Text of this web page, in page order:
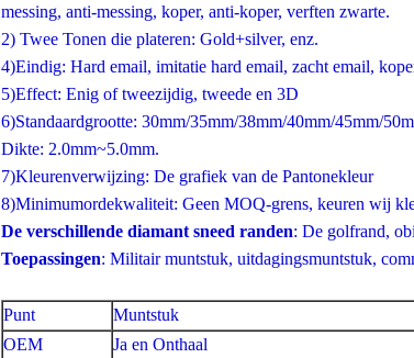
messing, anti-messing, koper, anti-koper, verften zwarte.
2) Twee Tonen die plateren: Gold+silver, enz.
4)Eindig: Hard email, imitatie hard email, zacht email,
5)Effect: Enig of tweezijdig, tweede en 3D
6)Standaardgrootte: 30mm/35mm/38mm/40mm/45mm/
Dikte: 2.0mm~5.0mm.
7)Kleurenverwijzing: De grafiek van de Pantonekleur
8)Minimumordekwaliteit: Geen MOQ-grens, keuren wij
De verschillende diamant sneed randen: De golfrand,
Toepassingen: Militair muntstuk, uitdagingsmuntstuk,
Punt
Muntstuk
OEM
Ja en Onthaal